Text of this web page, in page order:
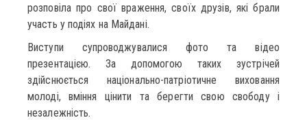
розповіла про свої враження, своїх друзів, які брали
участь у подіях на Майдані.
Виступи супроводжувалися фото та відео
презентацією. За допомогою таких зустрічей
здійснюється національно-патріотичне виховання
молоді, вміння цінити та берегти свою свободу і
незалежність.